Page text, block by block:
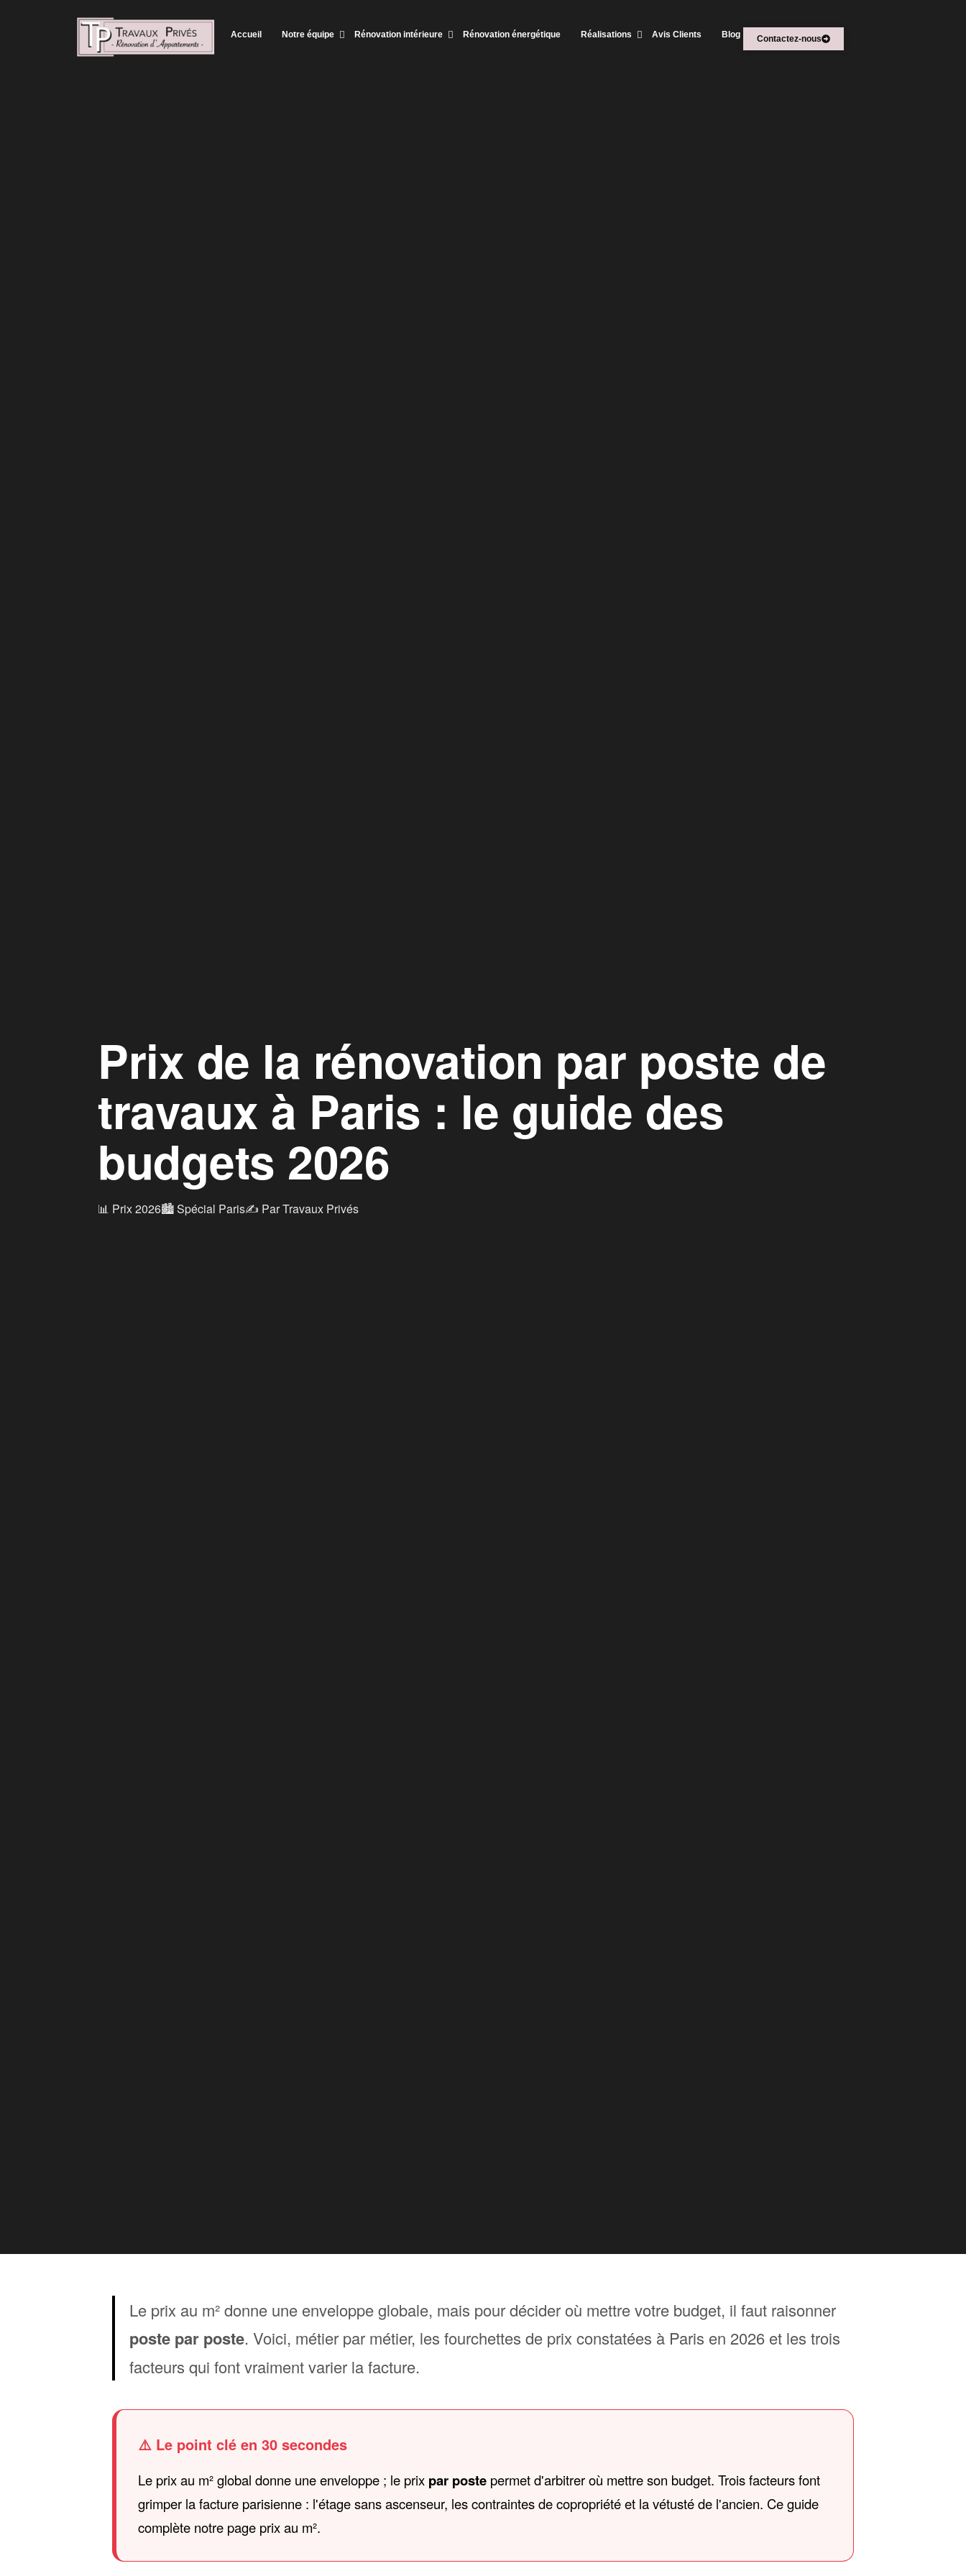
Accueil Notre équipe Rénovation intérieure Rénovation énergétique Réalisations Avis Clients Blog Contactez-nous
Prix de la rénovation par poste de
travaux à Paris : le guide des
budgets 2026
📊 Prix 2026🏙️ Spécial Paris✍️ Par Travaux Privés
Le prix au m² donne une enveloppe globale, mais pour décider où mettre votre budget, il faut raisonner
poste par poste. Voici, métier par métier, les fourchettes de prix constatées à Paris en 2026 et les trois
facteurs qui font vraiment varier la facture.
⚠️ Le point clé en 30 secondes
Le prix au m² global donne une enveloppe ; le prix par poste permet d'arbitrer où mettre son budget. Trois facteurs font
grimper la facture parisienne : l'étage sans ascenseur, les contraintes de copropriété et la vétusté de l'ancien. Ce guide
complète notre page prix au m².